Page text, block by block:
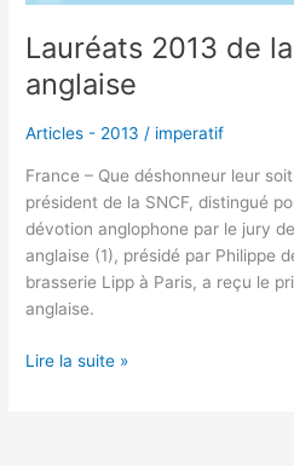
Lauréats 2013 de
anglaise
Articles - 2013 / imperatif
France – Que déshonneur leur
président de la SNCF, distingué
dévotion anglophone par le jury
anglaise (1), présidé par Philippe
brasserie Lipp à Paris, a reçu le
anglaise.
Lire la suite »